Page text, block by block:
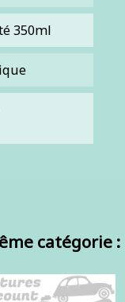
350ml
catégorie :